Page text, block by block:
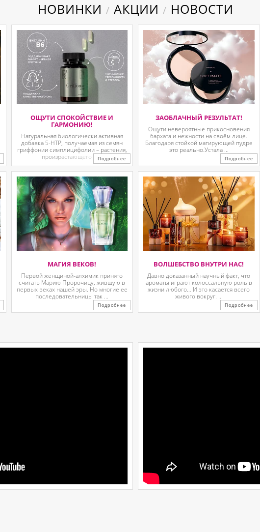
НОВИНКИ / АКЦИИ / НОВОСТИ
ОЩУТИ СПОКОЙСТВИЕ И
ГАРМОНИЮ!
Натуральная биологически активная
добавка 5-HTP, получаемая из семян
гриффонии симплицифолии – растения,
произрастающего в ...Подробнее
ЗАОБЛАЧНЫЙ РЕЗУЛЬТАТ!
Ощути невероятные прикосновения
бархата и нежности на своём лице.
Благодаря стойкой матирующей пудре
это реально.Устала ...
Подробнее
МАГИЯ ВЕКОВ!
Первой женщиной-алхимик принято
считать Марию Пророчицу, жившую в
первых веках нашей эры. Но многие ее
последовательницы так ...
Подробнее
ВОЛШЕБСТВО ВНУТРИ НАС!
Давно доказанный научный факт, что
ароматы играют колоссальную роль в
жизни любого… И это касается всего
живого вокруг. ...
Подробнее